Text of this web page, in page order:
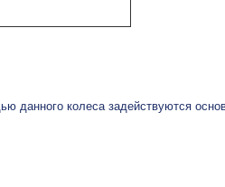
данного колеса задействуются